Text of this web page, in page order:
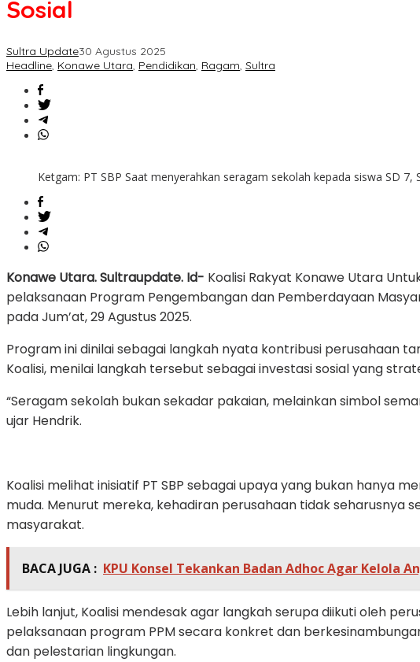
Tambang
Bisa
Sosial
Sultra Update30 Agustus 2025
Headline, Konawe Utara, Pendidikan, Ragam, Sultra
Ketgam: PT SBP Saat menyerahkan seragam sekolah kepada siswa SD 7,
Konawe Utara. Sultraupdate. Id- Koalisi Rakyat Konawe Utara
pelaksanaan Program Pengembangan dan Pemberdayaan
pada Jum’at, 29 Agustus 2025.
Program ini dinilai sebagai langkah nyata kontribusi perusahaan
Koalisi, menilai langkah tersebut sebagai investasi sosial yang
“Seragam sekolah bukan sekadar pakaian, melainkan simbol
ujar Hendrik.
Koalisi melihat inisiatif PT SBP sebagai upaya yang bukan hanya
muda. Menurut mereka, kehadiran perusahaan tidak seharusnya
masyarakat.
BACA JUGA : KPU Konsel Tekankan Badan Adhoc Agar Kelola
Lebih lanjut, Koalisi mendesak agar langkah serupa diikuti oleh
pelaksanaan program PPM secara konkret dan
dan pelestarian lingkungan.